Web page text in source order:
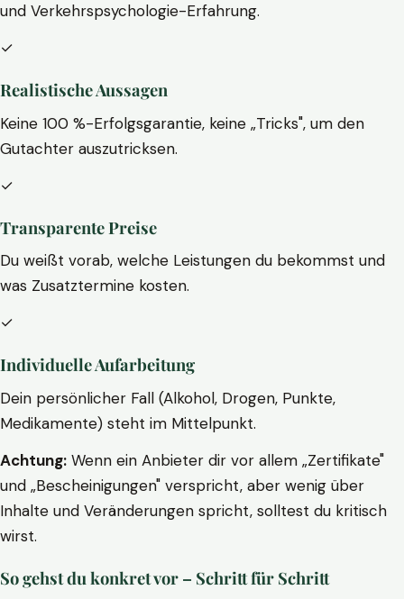
und Verkehrspsychologie-Erfahrung.
✓
Realistische Aussagen
Keine 100 %-Erfolgsgarantie, keine „Tricks", um den
Gutachter auszutricksen.
✓
Transparente Preise
Du weißt vorab, welche Leistungen du bekommst und
was Zusatztermine kosten.
✓
Individuelle Aufarbeitung
Dein persönlicher Fall (Alkohol, Drogen, Punkte,
Medikamente) steht im Mittelpunkt.
Achtung: Wenn ein Anbieter dir vor allem „Zertifikate"
und „Bescheinigungen" verspricht, aber wenig über
Inhalte und Veränderungen spricht, solltest du kritisch
wirst.
So gehst du konkret vor – Schritt für Schritt